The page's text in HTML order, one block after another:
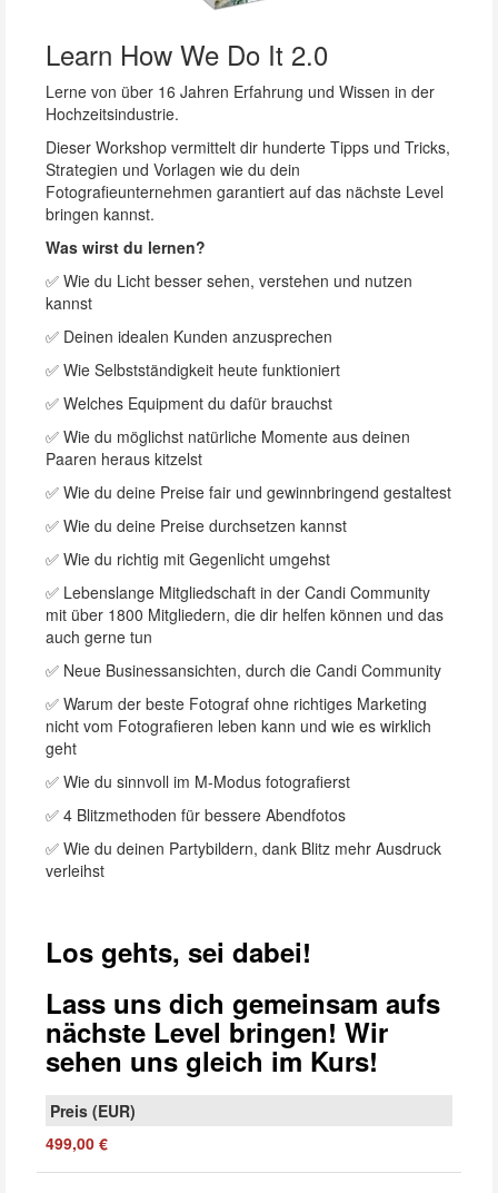
Learn How We Do It 2.0
Lerne von über 16 Jahren Erfahrung und Wissen in der
Hochzeitsindustrie.
Dieser Workshop vermittelt dir hunderte Tipps und Tricks,
Strategien und Vorlagen wie du dein
Fotografieunternehmen garantiert auf das nächste Level
bringen kannst.
Was wirst du lernen?
✅ Wie du Licht besser sehen, verstehen und nutzen
kannst
✅ Deinen idealen Kunden anzusprechen
✅ Wie Selbstständigkeit heute funktioniert
✅ Welches Equipment du dafür brauchst
✅ Wie du möglichst natürliche Momente aus deinen
Paaren heraus kitzelst
✅ Wie du deine Preise fair und gewinnbringend gestaltest
✅ Wie du deine Preise durchsetzen kannst
✅ Wie du richtig mit Gegenlicht umgehst
✅ Lebenslange Mitgliedschaft in der Candi Community
mit über 1800 Mitgliedern, die dir helfen können und das
auch gerne tun
✅ Neue Businessansichten, durch die Candi Community
✅ Warum der beste Fotograf ohne richtiges Marketing
nicht vom Fotografieren leben kann und wie es wirklich
geht
✅ Wie du sinnvoll im M-Modus fotografierst
✅ 4 Blitzmethoden für bessere Abendfotos
✅ Wie du deinen Partybildern, dank Blitz mehr Ausdruck
verleihst
Los gehts, sei dabei!
Lass uns dich gemeinsam aufs
nächste Level bringen! Wir
sehen uns gleich im Kurs!
499,00 €